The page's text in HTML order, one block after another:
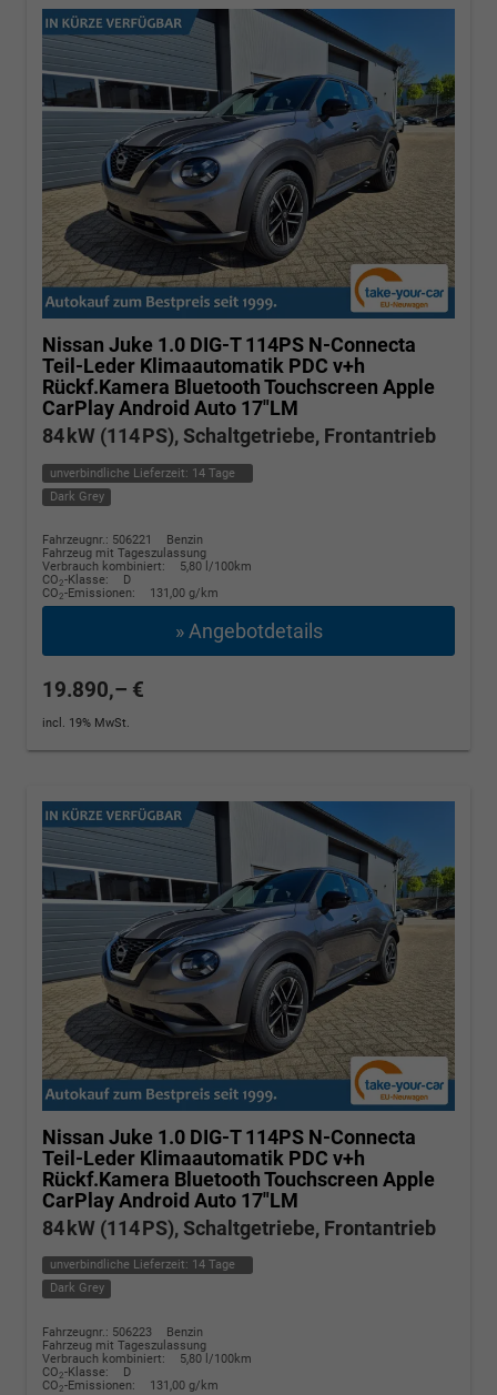
Nissan Juke 1.0 DIG-T 114PS N-Connecta
Teil-Leder Klimaautomatik PDC v+h
Rückf.Kamera Bluetooth Touchscreen Apple
CarPlay Android Auto 17"LM
84 kW (114 PS), Schaltgetriebe, Frontantrieb
unverbindliche Lieferzeit: 14 Tage
Dark Grey
Fahrzeugnr.: 506221
Benzin
Fahrzeug mit Tageszulassung
Verbrauch kombiniert:
5,80 l/100km
CO2-Klasse:
D
CO2-Emissionen: 131,00 g/km
» Angebotdetails
19.890,– €
incl. 19% MwSt.
Nissan Juke 1.0 DIG-T 114PS N-Connecta
Teil-Leder Klimaautomatik PDC v+h
Rückf.Kamera Bluetooth Touchscreen Apple
CarPlay Android Auto 17"LM
84 kW (114 PS), Schaltgetriebe, Frontantrieb
unverbindliche Lieferzeit: 14 Tage
Dark Grey
Fahrzeugnr.: 506223
Benzin
Fahrzeug mit Tageszulassung
Verbrauch kombiniert:
5,80 l/100km
CO2-Klasse:
D
CO2-Emissionen: 131,00 g/km